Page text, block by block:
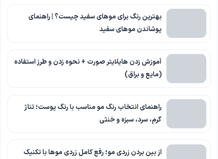
بهترین رنگ برای موهای سفید چیست؟ | راهنمای
پوشاندن موهای سفید
آموزش زدن هایلایتر صورت + نحوه زدن و طرز استفاده
(مایع و براق)
راهنمای انتخاب رنگ مو مناسب با رنگ پوست؛ تناژ
گرم، سرد، سبزه و خنثی
از بین بردن زردی مو؛ رفع کامل زردی موها با تکنیک